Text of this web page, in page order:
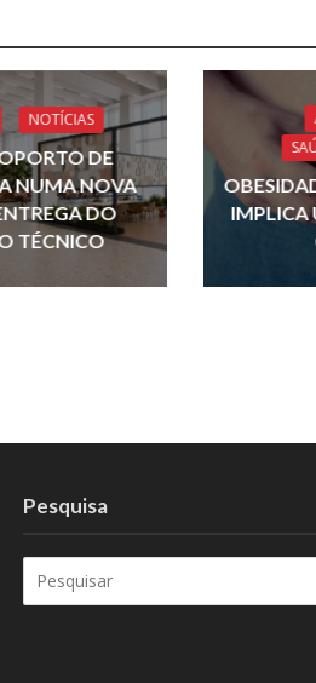
NOTÍCIAS
DE
NUMA NOVA
DO
TÉCNICO
IMPLICA
Pesquisa